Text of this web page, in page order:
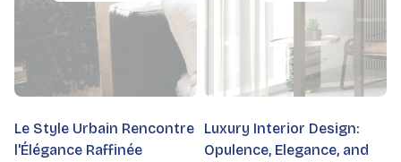
Le Style Urbain Rencontre
l'Élégance Raffinée
Luxury Interior Design:
Opulence, Elegance, and